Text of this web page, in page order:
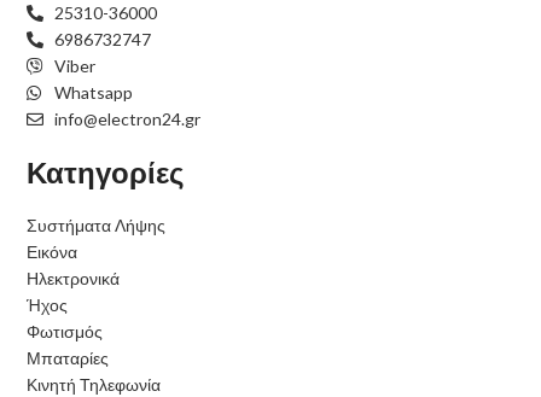
25310-36000
6986732747
Viber
Whatsapp
info@electron24.gr
Κατηγορίες
Συστήματα Λήψης
Εικόνα
Ηλεκτρονικά
Ήχος
Φωτισμός
Μπαταρίες
Κινητή Τηλεφωνία